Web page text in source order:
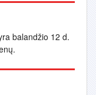
balandžio 12 d.